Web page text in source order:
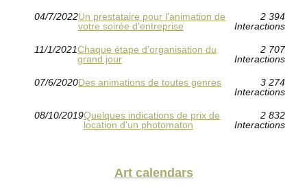
04/7/2022Un prestataire pour l'animation de
votre soirée d'entreprise
2 394
Interactions
11/1/2021Chaque étape d'organisation du
grand jour
2 707
Interactions
07/6/2020Des animations de toutes genres
3 274
Interactions
08/10/2019Quelques indications de prix de
location d'un photomaton
2 832
Interactions
Art calendars